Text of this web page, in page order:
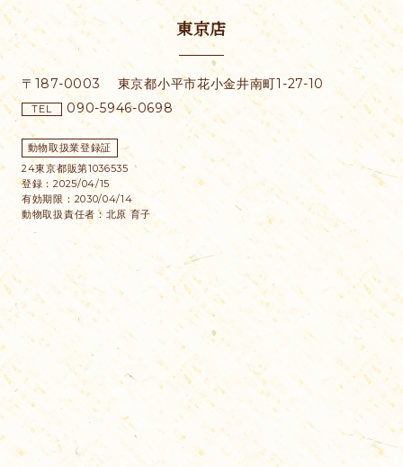
東京店
〒187-0003 東京都小平市花小金井南町1-27-10
TEL 090-5946-0698
動物取扱業登録証
24東京都販第1036535
登録：2025/04/15
有効期限：2030/04/14
動物取扱責任者：北原 育子